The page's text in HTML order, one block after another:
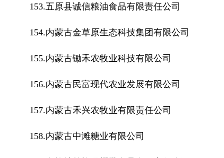
153.五原县诚信粮油食品有限责任公司
154.内蒙古金草原生态科技集团有限公司
155.内蒙古锄禾农牧业科技有限公司
156.内蒙古民富现代农业发展有限公司
157.内蒙古禾兴农牧业有限责任公司
158.内蒙古中滩糖业有限公司